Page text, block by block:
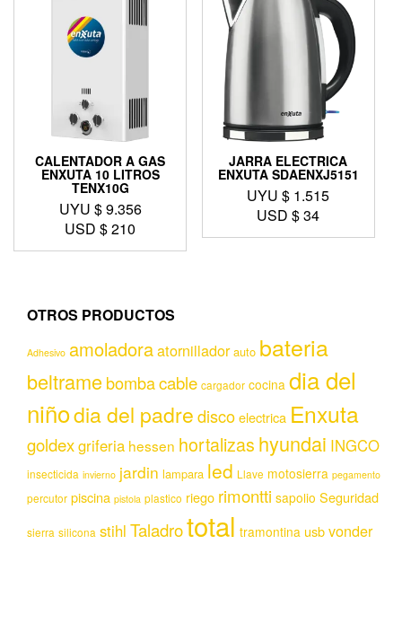
CALENTADOR A GAS
ENXUTA 10 LITROS
TENX10G
UYU $9.356
USD $210
JARRA ELECTRICA
ENXUTA SDAENXJ5151
UYU $ 1.515
USD $34
OTROS PRODUCTOS
Adhesivo amoladoraatornillador auto bateria
beltramebombacable cargador cocina dia del
niñodia del padrediscoelectrica Enxuta
goldexgriferia hessen hortalizas hyundai INGCO
insecticida invierno jardin lampara led Llave motosierra pegamento
percutor piscina pistola plastico riego rimontti sapolio Seguridad
sierra silicona stihl Taladrototal tramontina usbvonder